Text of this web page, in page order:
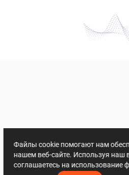
Файлы cookie помогают нам
нашем веб-сайте. Используя наш
соглашаетесь на использование